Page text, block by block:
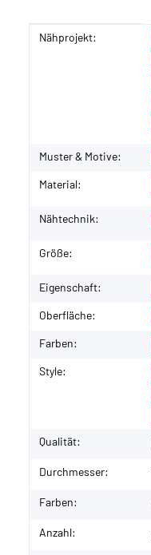
Produkteigenschaft
Wert
Nähprojekt:
Muster & Motive:
Material:
Nähtechnik:
Größe:
Eigenschaft:
Oberfläche:
Farben:
Style:
Qualität:
Durchmesser:
Farben:
Anzahl: